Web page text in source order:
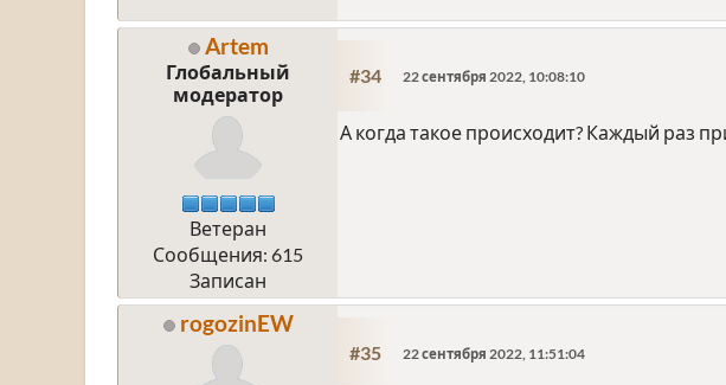
Artem
Глобальный
модератор
Ветеран
Сообщения: 615
Записан
#34 22 сентября 2022, 10:08:10
А когда такое происходит? Каждый раз
rogozinEW
#35 22 сентября 2022, 11:51:04